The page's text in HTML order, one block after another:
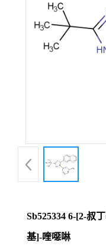
Sb525334 6-[2-叔
基]-喹噁啉